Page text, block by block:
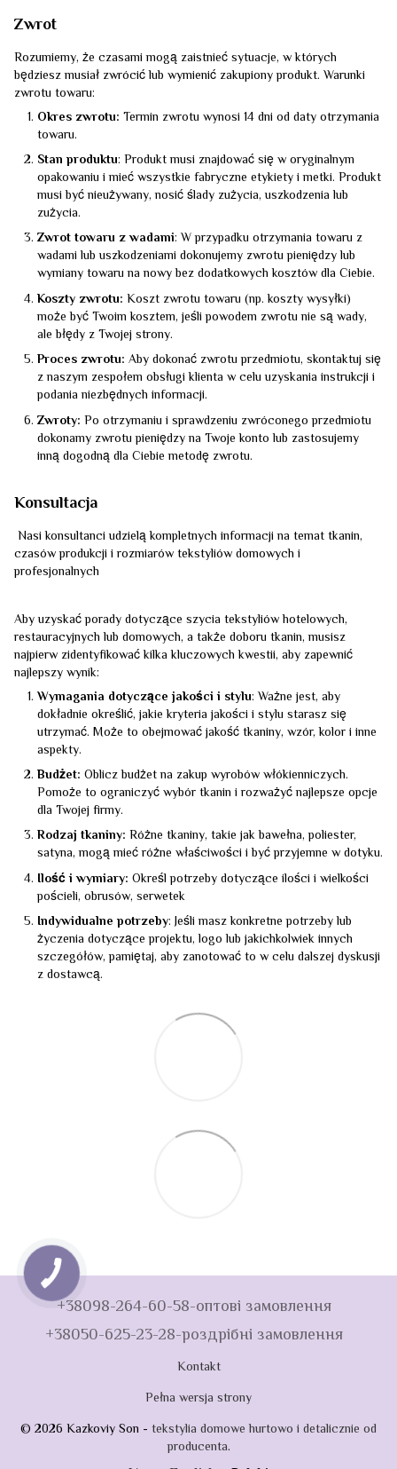
Zwrot
Rozumiemy, że czasami mogą zaistnieć sytuacje, w których
będziesz musiał zwrócić lub wymienić zakupiony produkt. Warunki
zwrotu towaru:
Okres zwrotu: Termin zwrotu wynosi 14 dni od daty otrzymania
towaru.
Stan produktu: Produkt musi znajdować się w oryginalnym
opakowaniu i mieć wszystkie fabryczne etykiety i metki. Produkt
musi być nieużywany, nosić ślady zużycia, uszkodzenia lub
zużycia.
Zwrot towaru z wadami: W przypadku otrzymania towaru z
wadami lub uszkodzeniami dokonujemy zwrotu pieniędzy lub
wymiany towaru na nowy bez dodatkowych kosztów dla Ciebie.
Koszty zwrotu: Koszt zwrotu towaru (np. koszty wysyłki)
może być Twoim kosztem, jeśli powodem zwrotu nie są wady,
ale błędy z Twojej strony.
Proces zwrotu: Aby dokonać zwrotu przedmiotu, skontaktuj się
z naszym zespołem obsługi klienta w celu uzyskania instrukcji i
podania niezbędnych informacji.
Zwroty: Po otrzymaniu i sprawdzeniu zwróconego przedmiotu
dokonamy zwrotu pieniędzy na Twoje konto lub zastosujemy
inną dogodną dla Ciebie metodę zwrotu.
Konsultacja
Nasi konsultanci udzielą kompletnych informacji na temat tkanin,
czasów produkcji i rozmiarów tekstyliów domowych i
profesjonalnych
Aby uzyskać porady dotyczące szycia tekstyliów hotelowych,
restauracyjnych lub domowych, a także doboru tkanin, musisz
najpierw zidentyfikować kilka kluczowych kwestii, aby zapewnić
najlepszy wynik:
Wymagania dotyczące jakości i stylu: Ważne jest, aby
dokładnie określić, jakie kryteria jakości i stylu starasz się
utrzymać. Może to obejmować jakość tkaniny, wzór, kolor i inne
aspekty.
Budżet: Oblicz budżet na zakup wyrobów włókienniczych.
Pomoże to ograniczyć wybór tkanin i rozważyć najlepsze opcje
dla Twojej firmy.
Rodzaj tkaniny: Różne tkaniny, takie jak bawełna, poliester,
satyna, mogą mieć różne właściwości i być przyjemne w dotyku.
Ilość i wymiary: Określ potrzeby dotyczące ilości i wielkości
pościeli, obrusów, serwetek
Indywidualne potrzeby: Jeśli masz konkretne potrzeby lub
życzenia dotyczące projektu, logo lub jakichkolwiek innych
szczegółów, pamiętaj, aby zanotować to w celu dalszej dyskusji
z dostawcą.
+38098-264-60-58-оптові замовлення
+38050-625-23-28-роздрібні замовлення
Kontakt
Pełna wersja strony
© 2026 Kazkoviy Son - tekstylia domowe hurtowo i detalicznie od
producenta.